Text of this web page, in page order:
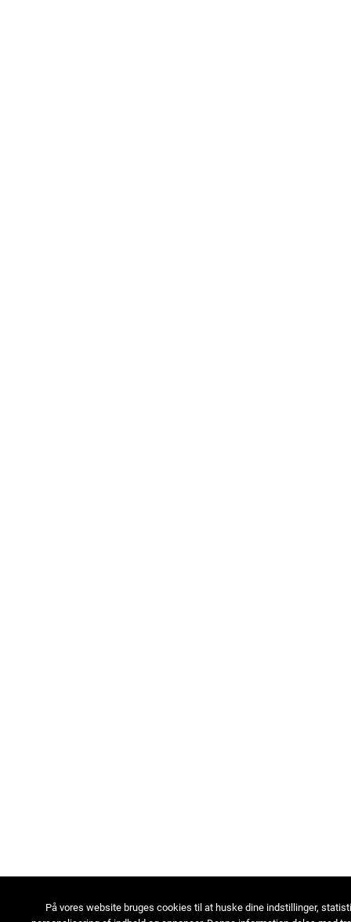
På vores website bruges cookies til at huske dine indstillinger,